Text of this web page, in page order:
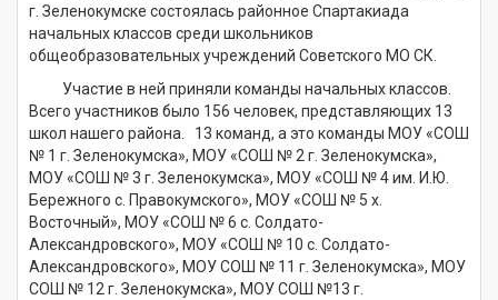
г. Зеленокумске состоялась районное Спартакиада
начальных классов среди школьников
общеобразовательных учреждений Советского МО СК.
Участие в ней приняли команды начальных классов.
Всего участников было 156 человек, представляющих 13
школ нашего района. 13 команд, а это команды МОУ «СОШ
№ 1 г. Зеленокумска», МОУ «СОШ № 2 г. Зеленокумска»,
МОУ «СОШ № 3 г. Зеленокумска», МОУ «СОШ № 4 им. И.Ю.
Бережного с. Правокумского», МОУ «СОШ № 5 х.
Восточный», МОУ «СОШ № 6 с. Солдато-
Александровского», МОУ «СОШ № 10 с. Солдато-
Александровского», МОУ СОШ № 11 г. Зеленокумска», МОУ
СОШ № 12 г. Зеленокумска», МОУ СОШ №13 г.